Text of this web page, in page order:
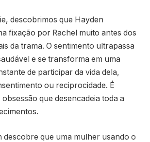
descobrimos que Hayden
fixação por Rachel muito antes dos
da trama. O sentimento ultrapassa
e se transforma em uma
de participar da vida dela,
ou reciprocidade. É
que desencadeia toda a
descobre que uma mulher usando o